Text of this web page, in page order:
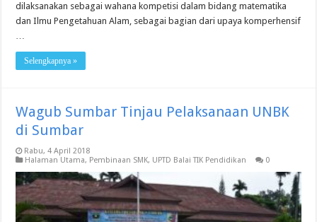
dilaksanakan sebagai wahana kompetisi dalam bidang matematika
dan Ilmu Pengetahuan Alam, sebagai bagian dari upaya komperhensif
…
Selengkapnya »
Wagub Sumbar Tinjau Pelaksanaan UNBK
di Sumbar
Rabu, 4 April 2018
Halaman Utama, Pembinaan SMK, UPTD Balai TIK Pendidikan 0